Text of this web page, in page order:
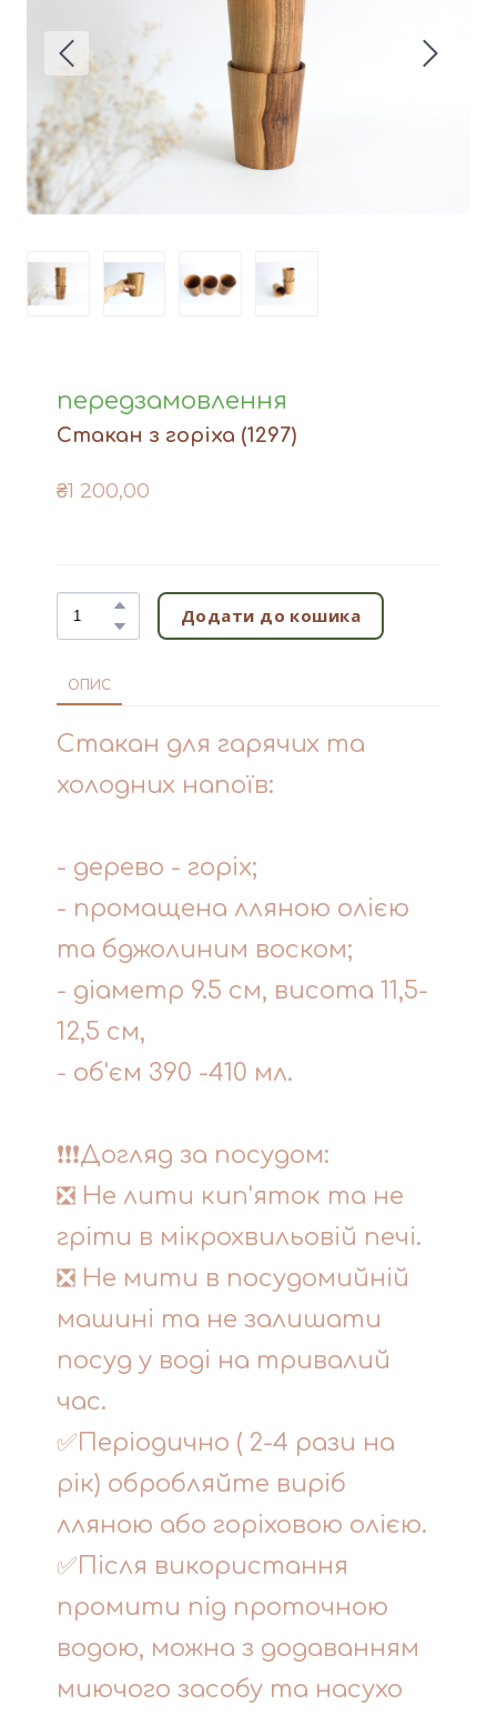
Вази
Фігури й статуетки
Догляд за виробами
Доставка та оплата
передзамовлення
Стакан з горіха (1297)
₴1 200,00
Додати до кошика
ОПИС
Стакан для гарячих та
холодних напоїв:
- дерево - горіх;
- промащена лляною олією
та бджолиним воском;
- діаметр 9.5 см, висота 11,5-
12,5 см,
- об'єм 390 -410 мл.
❗❗❗Догляд за посудом:
❎ Не лити кип'яток та не
гріти в мікрохвильовій печі.
❎ Не мити в посудомийній
машині та не залишати
посуд у воді на тривалий
час.
✅Періодично ( 2-4 рази на
рік) обробляйте виріб
лляною або горіховою олією.
✅Після використання
промити під проточною
водою, можна з додаванням
миючого засобу та насухо